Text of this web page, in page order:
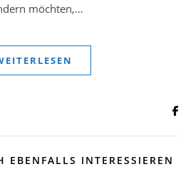
möchten,…
EBENFALLS INTERESSIEREN